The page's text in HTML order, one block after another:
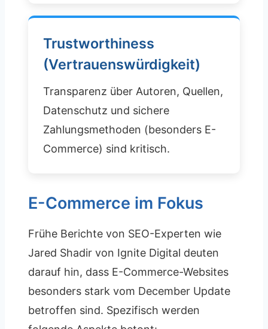
Trustworthiness
(Vertrauenswürdigkeit)
Transparenz über Autoren, Quellen,
Datenschutz und sichere
Zahlungsmethoden (besonders E-
Commerce) sind kritisch.
E-Commerce im Fokus
Frühe Berichte von SEO-Experten wie
Jared Shadir von Ignite Digital deuten
darauf hin, dass E-Commerce-Websites
besonders stark vom December Update
betroffen sind. Spezifisch werden